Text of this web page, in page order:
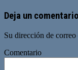
Deja un comentario
Su dirección de
Comentario